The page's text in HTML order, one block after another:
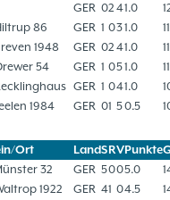
GER 02 41.0
86 GER 1 031.0
1948 GER 02 41.0
54 GER 1 051.0
GER 1 041.0
1984 GER 01 50.5
Ort LandSRVPunkte
32 GER 5005.0
1922 GER 41 04.5